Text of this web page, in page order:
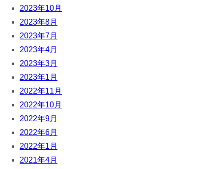
2023年10月
2023年8月
2023年7月
2023年4月
2023年3月
2023年1月
2022年11月
2022年10月
2022年9月
2022年6月
2022年1月
2021年4月